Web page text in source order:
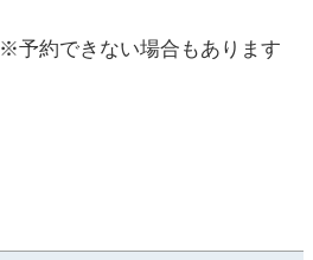
※予約できない場合もあります